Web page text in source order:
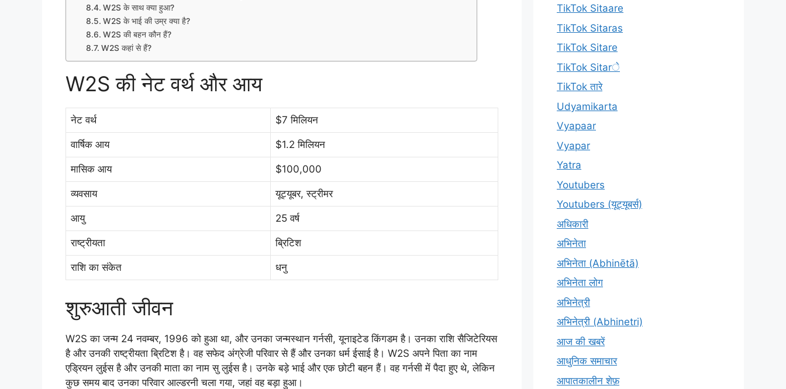
W2S के साथ क्या हुआ?
W2S के भाई की उम्र क्या है?
W2S की बहन कौन हैं?
W2S कहां से हैं?
W2S की नेट वर्थ और आय
नेट वर्थ $7 मिलियन
वार्षिक आय $1.2 मिलियन
मासिक आय $100,000
व्यवसाय यूट्यूबर, स्ट्रीमर
आयु 25 वर्ष
राष्ट्रीयता ब्रिटिश
राशि का संकेत धनु
शुरुआती जीवन
W2S का जन्म 24 नवम्बर, 1996 को हुआ था, और उनका जन्मस्थान गर्नसी, यूनाइटेड किंगडम है। उनका राशि सैजिटेरियस
है और उनकी राष्ट्रीयता ब्रिटिश है। वह सफेद अंग्रेजी परिवार से हैं और उनका धर्म ईसाई है। W2S अपने पिता का नाम
एड्रियन लुईस है और उनकी माता का नाम सु लुईस है। उनके बड़े भाई और एक छोटी बहन हैं। वह गर्नसी में पैदा हुए थे, लेकिन
कुछ समय बाद उनका परिवार आल्डरनी चला गया, जहां वह बड़ा हुआ।
TikTok Sitaare
TikTok Sitaras
TikTok Sitare
TikTok Sitarे
TikTok तारे
Udyamikarta
Vyapaar
Vyapar
Yatra
Youtubers
Youtubers (यूट्यूबर्स)
अधिकारी
अभिनेता
अभिनेता (Abhinētā)
अभिनेता लोग
अभिनेत्री
अभिनेत्री (Abhinetri)
आज की खबरें
आधुनिक समाचार
आपातकालीन शेफ़